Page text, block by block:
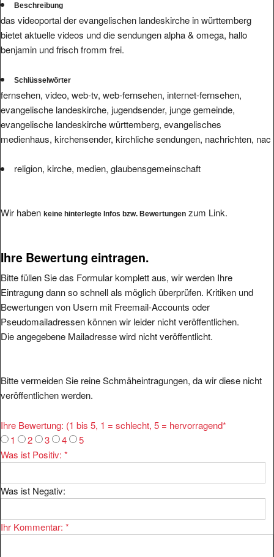
Beschreibung
das videoportal der evangelischen landeskirche in württemberg
bietet aktuelle videos und die sendungen alpha & omega, hallo
benjamin und frisch fromm frei.
Schlüsselwörter
fernsehen, video, web-tv, web-fernsehen, internet-fernsehen,
evangelische landeskirche, jugendsender, junge gemeinde,
evangelische landeskirche württemberg, evangelisches
medienhaus, kirchensender, kirchliche sendungen, nachrichten, nac
religion, kirche, medien, glaubensgemeinschaft
Wir haben keine hinterlegte Infos bzw. Bewertungen zum Link.
Ihre Bewertung eintragen.
Bitte füllen Sie das Formular komplett aus, wir werden Ihre
Eintragung dann so schnell als möglich überprüfen. Kritiken und
Bewertungen von Usern mit Freemail-Accounts oder
Pseudomailadressen können wir leider nicht veröffentlichen.
Die angegebene Mailadresse wird nicht veröffentlicht.
Bitte vermeiden Sie reine Schmäheintragungen, da wir diese nicht
veröffentlichen werden.
Ihre Bewertung: (1 bis 5, 1 = schlecht, 5 = hervorragend*
1
2 3 4
5
Was ist Positiv: *
Was ist Negativ:
Ihr Kommentar: *